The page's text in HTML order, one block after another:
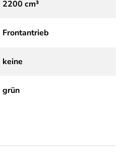
2200 cm³
Frontantrieb
keine
grün